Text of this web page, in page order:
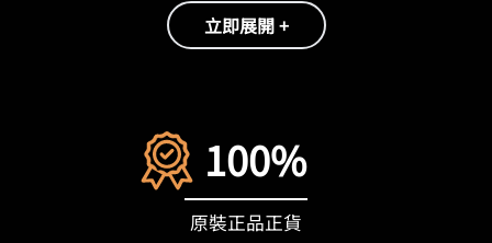
立即展開 +
100%
原裝正品正貨